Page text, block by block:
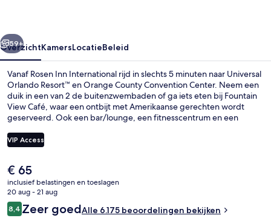
Volgende
59+
OverzichtKamersLocatieBeleid
Vanaf Rosen Inn International rijd in slechts 5 minuten naar Universal
Orlando Resort™ en Orange County Convention Center. Neem een
duik in een van 2 de buitenzwembaden of ga iets eten bij Fountain
View Café, waar een ontbijt met Amerikaanse gerechten wordt
geserveerd. Ook een bar/lounge, een fitnesscentrum en een
worden gerekend. Andere reizigers zijn heel enthousiast over het
zwembad en het behulpzame personeel.
VIP Access
De
huidige
prijs
is
€ 65
€ 65
inclusief belastingen en toeslagen
20 aug - 21 aug
Beoordelingen
8,48,4 op 10 –
Zeer goedAlle 6.175 beoordelingen bekijken